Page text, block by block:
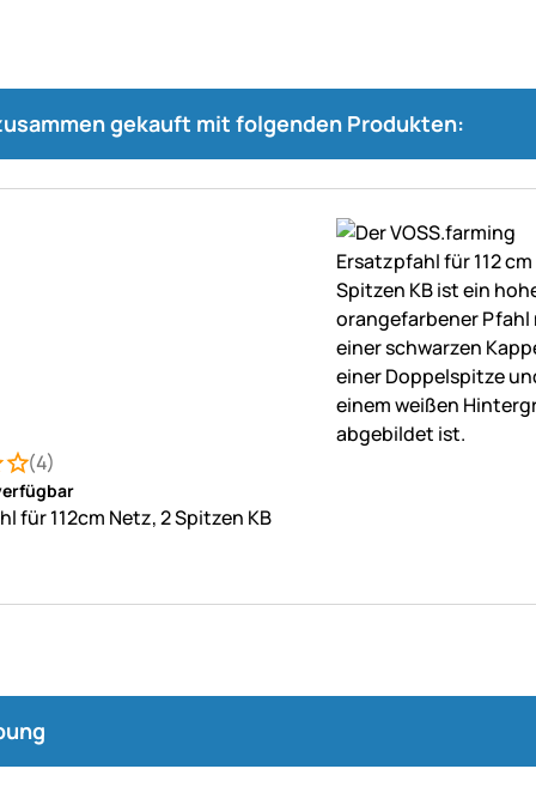
gekauft mit folgenden Produkten:
4 von 5 (4 Bewertungen)
(4)
für 112cm Netz, 2 Spitzen KB